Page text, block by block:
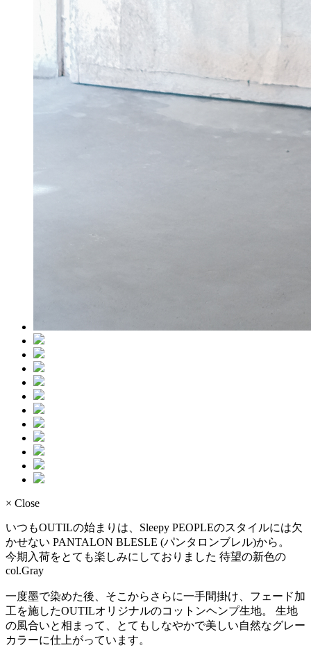
× Close
いつもOUTILの始まりは、Sleepy PEOPLEのスタイルには欠
かせない PANTALON BLESLE (パンタロンブレル)から。
今期入荷をとても楽しみにしておりました 待望の新色の
col.Gray
一度墨で染めた後、そこからさらに一手間掛け、フェード加
工を施したOUTILオリジナルのコットンヘンプ生地。 生地
の風合いと相まって、とてもしなやかで美しい自然なグレー
カラーに仕上がっています。